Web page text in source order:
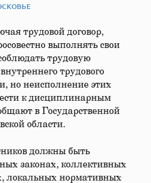
трудовой договор,
выполнять свои
трудовую
трудового
но неисполнение этих
к дисциплинарным
в Государственной
области.
должны быть
законах, коллективных
локальных нормативных